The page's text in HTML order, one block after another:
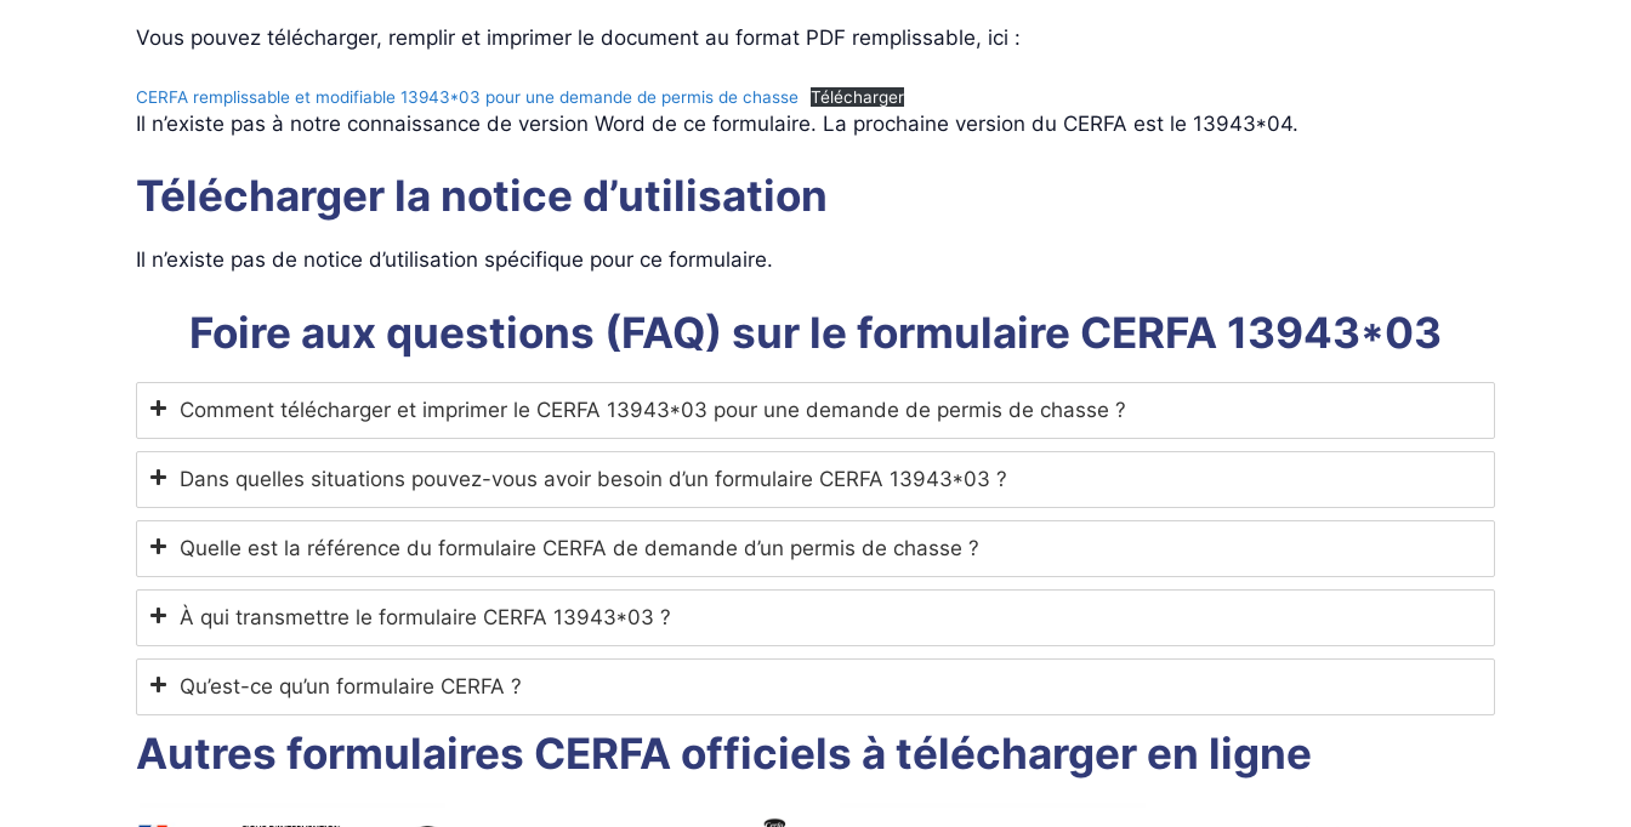
Vous pouvez télécharger, remplir et imprimer le document au format PDF remplissable, ici :
CERFA remplissable et modifiable 13943*03 pour une demande de permis de chasse Télécharger
Il n’existe pas à notre connaissance de version Word de ce formulaire. La prochaine version du CERFA est le 13943*04.
Télécharger la notice d’utilisation
Il n’existe pas de notice d’utilisation spécifique pour ce formulaire.
Foire aux questions (FAQ) sur le formulaire CERFA 13943*03
Comment télécharger et imprimer le CERFA 13943*03 pour une demande de permis de chasse ?
Dans quelles situations pouvez-vous avoir besoin d’un formulaire CERFA 13943*03 ?
Quelle est la référence du formulaire CERFA de demande d’un permis de chasse ?
À qui transmettre le formulaire CERFA 13943*03 ?
Qu’est-ce qu’un formulaire CERFA ?
Autres formulaires CERFA officiels à télécharger en ligne